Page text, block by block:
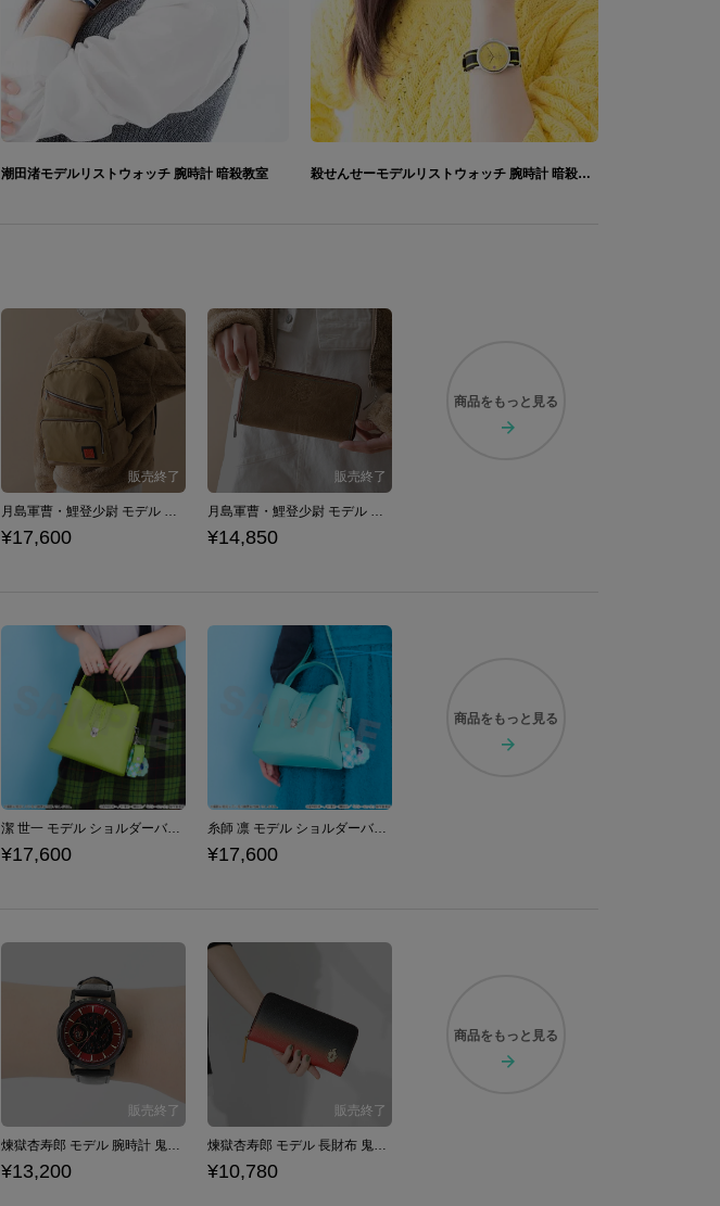
潮田渚モデルリストウォッチ 腕時計 暗殺教室 殺せんせーモデルリストウォッチ 腕時計 暗殺教室
月島軍曹・鯉登少尉 モデル バックパック ゴールデンカムイ
¥17,600
月島軍曹・鯉登少尉 モデル 長財布 ゴールデンカムイ
¥14,850
商品を もっと見る
潔 世一 モデル ショルダーバッグ ブルーロック
¥17,600
糸師 凛 モデル ショルダーバッグ ブルーロック
¥17,600
商品を もっと見る
煉獄杏寿郎 モデル 腕時計 鬼滅の刃
¥13,200
煉獄杏寿郎 モデル 長財布 鬼滅の刃
¥10,780
商品を もっと見る